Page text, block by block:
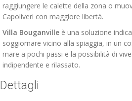
raggiungere le calette della zona o
Capoliveri con maggiore libertà.
Villa Bouganville è una soluzione
soggiornare vicino alla spiaggia, in un
mare a pochi passi e la possibilità di
indipendente e rilassato.
Dettagli